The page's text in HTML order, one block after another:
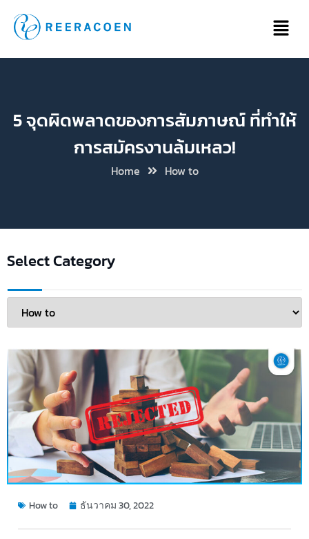
5 จุดผิดพลาดของการสัมภาษณ์ ที่ทำให้
การสมัครงานล้มเหลว!
Home How to
Select Category
How to ธันวาคม 30, 2022